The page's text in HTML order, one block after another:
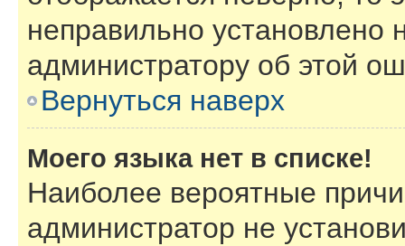
неправильно
администратору об этой
Вернуться наверх
Моего языка нет в списке!
Наиболее вероятные
администратор не